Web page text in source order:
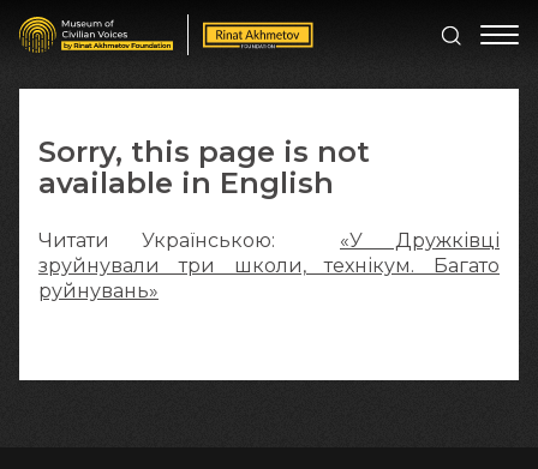
Sorry, this page is not
available in English
Читати Українською: «У Дружківці
зруйнували три школи, технікум. Багато
руйнувань»